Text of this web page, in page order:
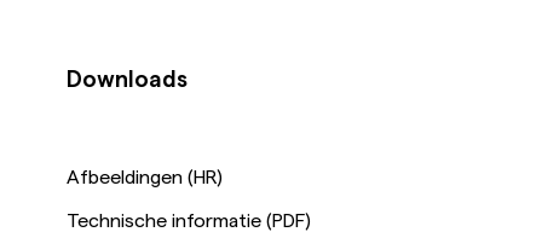
Downloads
Afbeeldingen (HR)
Technische informatie (PDF)